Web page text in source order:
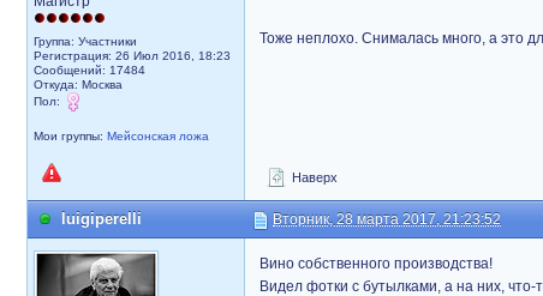
Группа: Участники
Регистрация: 26 Июл 2016, 18:23
Сообщений: 17484
Откуда: Москва
Пол:
Мои группы: Мейсонская ложа
Тоже неплохо. Снималась много, а это
Наверх
luigiperelli Вторник, 28 марта 2017, 21:23:52
Вино собственного производства!
Видел фотки с бутылками, а на них,